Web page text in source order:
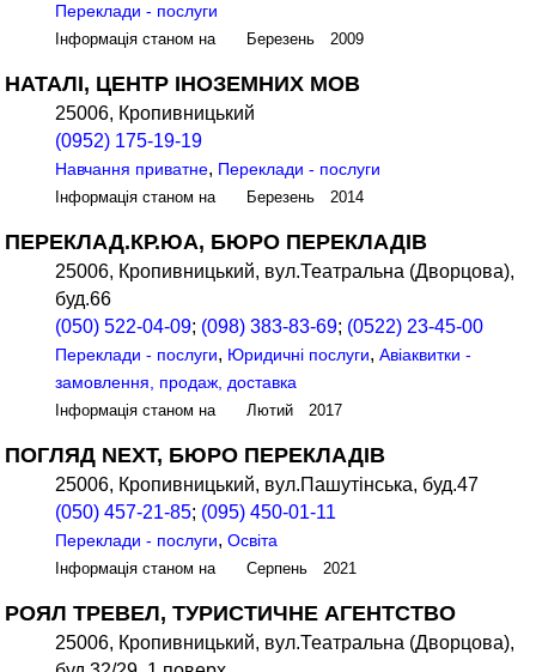
Переклади - послуги
Інформація станом на Березень 2009
НАТАЛІ, ЦЕНТР ІНОЗЕМНИХ МОВ
25006, Кропивницький
(0952) 175-19-19
Навчання приватне, Переклади - послуги
Інформація станом на Березень 2014
ПЕРЕКЛАД.КР.ЮА, БЮРО ПЕРЕКЛАДІВ
25006, Кропивницький, вул.Театральна (Дворцова),
буд.66
(050) 522-04-09; (098) 383-83-69; (0522) 23-45-00
Переклади - послуги, Юридичні послуги,Авіаквитки -
замовлення, продаж, доставка
Інформація станом на Лютий 2017
ПОГЛЯД NEXT, БЮРО ПЕРЕКЛАДІВ
25006, Кропивницький, вул.Пашутінська, буд.47
(050) 457-21-85; (095) 450-01-11
Переклади - послуги,Освіта
Інформація станом на Серпень 2021
РОЯЛ ТРЕВЕЛ, ТУРИСТИЧНЕ АГЕНТСТВО
25006, Кропивницький, вул.Театральна (Дворцова),